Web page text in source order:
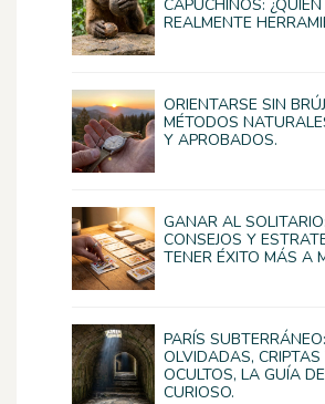
CAPUCHINOS:
REALMENTE
ORIENTARSE SIN
MÉTODOS
Y APROBADOS.
GANAR AL
CONSEJOS Y
TENER ÉXITO MÁS A
PARÍS
OLVIDADAS, CRIPTAS
OCULTOS, LA GUÍA
CURIOSO.